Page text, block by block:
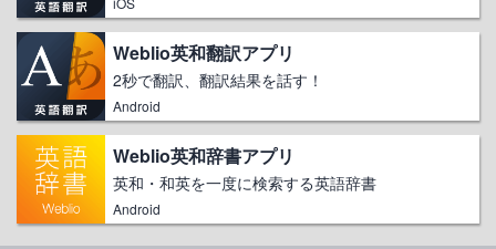
Weblio英和翻訳アプリ
2秒で翻訳、翻訳結果を話す！
Android
Weblio英和辞書アプリ
英和・和英を一度に検索する英語辞書
Android